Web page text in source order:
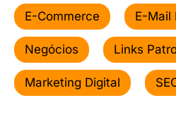
E-Commerce E-Mail
Negócios Links
Marketing Digital